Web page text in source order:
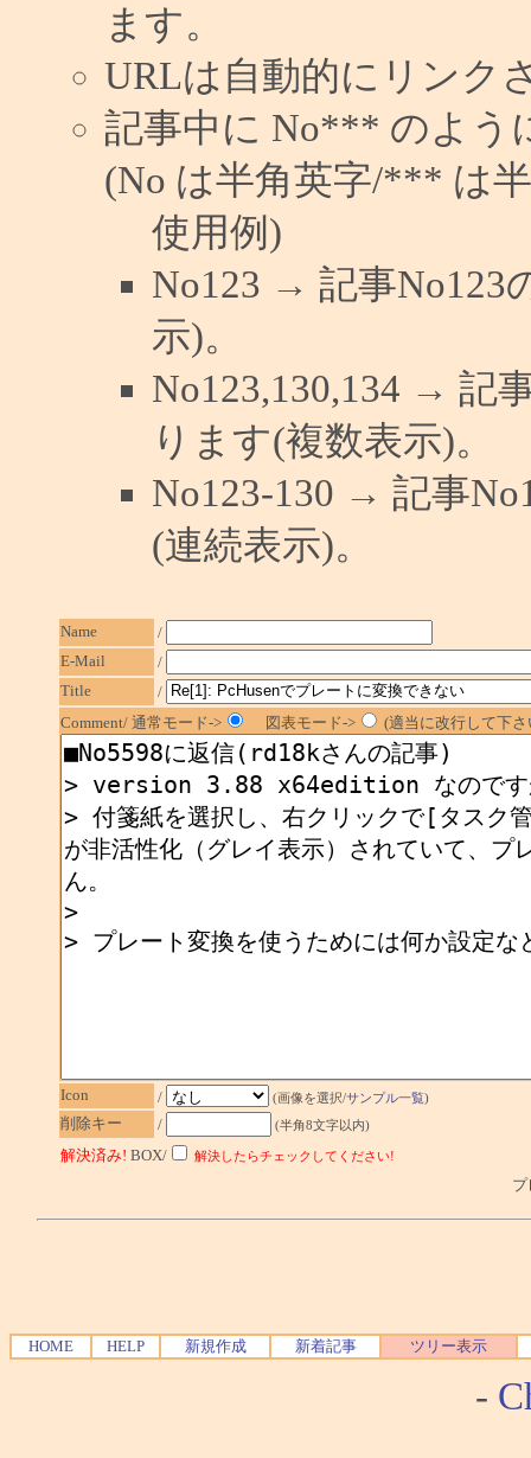
ます。
URLは自動的にリンク
記事中に No*** のよう
(No は半角英字/*** は
使用例)
No123 → 記事No123
示)。
No123,130,134 → 記
ります(複数表示)。
No123-130 → 記事
(連続表示)。
Name
/
E-Mail
/
Title
/
Comment/ 通常モード->
図表モード-> (適当に改行して下
Icon / (画像を選択/サンプル一覧)
削除キー / (半角8文字以内)
解決済み! BOX/ 解決したらチェックしてください!
プ
HOME HELP 新規作成 新着記事 ツリー表示
-